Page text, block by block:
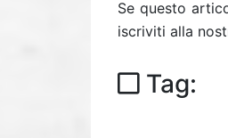
Se questo
iscriviti alla
Tag: